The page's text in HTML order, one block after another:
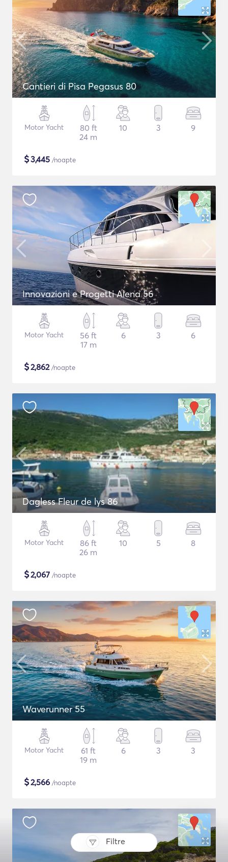
Filtre
Cantieri di Pisa Pegasus 80
Motor Yacht
80 ft
24 m
10 3 9
$3,445 /noapte
Innovazioni e Progetti Alena 56
Motor Yacht
56 ft
17 m
6 3 6
$2,862/noapte
Dagless Fleur de lys 86
Motor Yacht
86 ft
26 m
10 5 8
$2,067 /noapte
Waverunner 55
Motor Yacht
61 ft
19 m
6 3 3
$2,566 /noapte